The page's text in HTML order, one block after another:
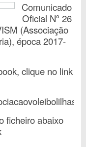
Comunicado
Oficial Nº 26
(Associação
época 2017-
clique no link
ficheiro abaixo